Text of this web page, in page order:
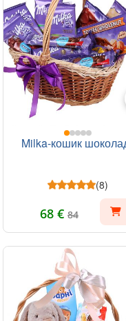
Milka-кошик
(8)
68 € 84